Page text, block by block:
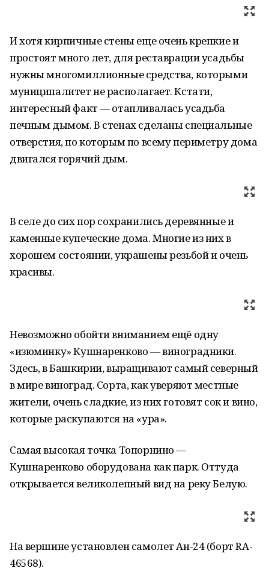
И хотя кирпичные стены еще очень крепкие и
простоят много лет, для реставрации усадьбы
нужны многомиллионные средства, которыми
муниципалитет не располагает. Кстати,
интересный факт — отапливалась усадьба
печным дымом. В стенах сделаны специальные
отверстия, по которым по всему периметру дома
двигался горячий дым.
В селе до сих пор сохранились деревянные и
каменные купеческие дома. Многие из них в
хорошем состоянии, украшены резьбой и очень
красивы.
Невозможно обойти вниманием ещё одну
«изюминку» Кушнаренково — виноградники.
Здесь, в Башкирии, выращивают самый северный
в мире виноград. Сорта, как уверяют местные
жители, очень сладкие, из них готовят сок и вино,
которые раскупаются на «ура».
Самая высокая точка Топорнино —
Кушнаренково оборудована как парк. Оттуда
открывается великолепный вид на реку Белую.
На вершине установлен самолет Ан-24 (борт RA-
46568).